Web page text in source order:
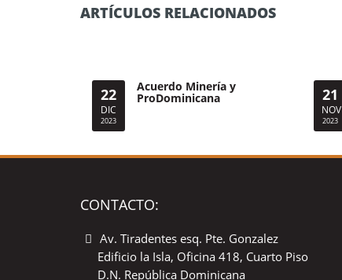
ARTÍCULOS RELACIONADOS
22
DIC
2023
Acuerdo Minería y
ProDominicana 21
NOV
2023
CONTACTO:
Av. Tiradentes esq. Pte. Gonzalez
Edificio la Isla, Oficina 418, Cuarto Piso
D.N. República Dominicana